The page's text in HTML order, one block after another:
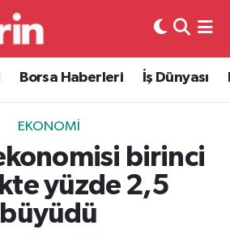
Borsa Haberleri İş Dünyası
EKONOMI
birinci
yüzde 2,5
büyüdü
Durumu ve Fikstür